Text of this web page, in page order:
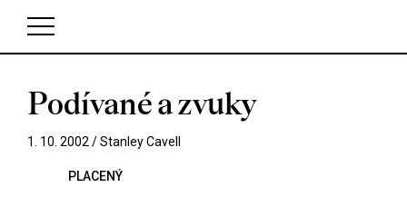
V košíku zatím nemáte žádné položky.
Podívané a zvuky
1. 10. 2002 /Stanley Cavell
PLACENÝ